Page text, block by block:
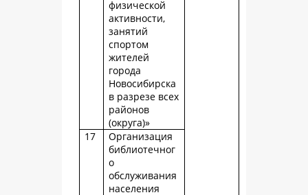
физической
активности,
занятий
спортом
жителей
города
Новосибирска
в разрезе всех
районов
(округа)»
17
Организация
библиотечног
о
обслуживания
населения